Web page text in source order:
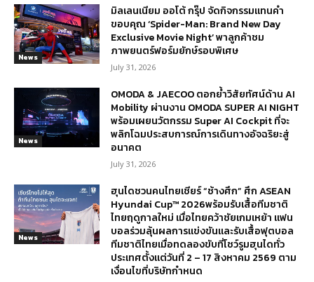
News
มิลเลนเนียม ออโต้ กรุ๊ป จัดกิจกรรมแทนคำ
ขอบคุณ ‘Spider-Man: Brand New Day
Exclusive Movie Night’ พาลูกค้าชม
ภาพยนตร์ฟอร์มยักษ์รอบพิเศษ
July 31, 2026
News
OMODA & JAECOO ตอกย้ำวิสัยทัศน์ด้าน AI
Mobility ผ่านงาน OMODA SUPER AI NIGHT
พร้อมเผยนวัตกรรม Super AI Cockpit ที่จะ
พลิกโฉมประสบการณ์การเดินทางอัจฉริยะสู่
อนาคต
July 31, 2026
News
ฮุนไดชวนคนไทยเชียร์ “ช้างศึก” ศึก ASEAN
Hyundai Cup™ 2026พร้อมรับเสื้อทีมชาติ
ไทยฤดูกาลใหม่ เมื่อไทยคว้าชัยเกมเหย้า แฟน
บอลร่วมลุ้นผลการแข่งขันและรับเสื้อฟุตบอล
ทีมชาติไทยเมื่อทดลองขับที่โชว์รูมฮุนไดทั่ว
ประเทศตั้งแต่วันที่ 2 – 17 สิงหาคม 2569 ตาม
เงื่อนไขที่บริษัทกำหนด